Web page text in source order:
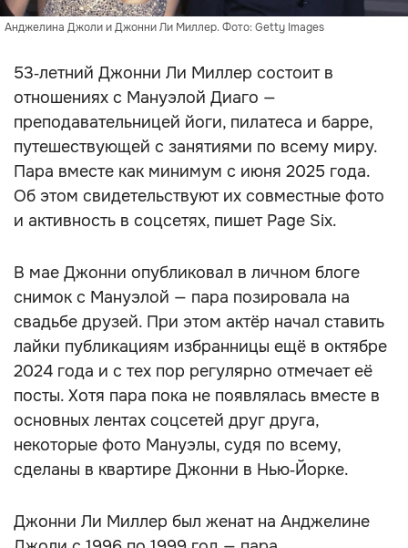
Анджелина Джоли и Джонни Ли Миллер. Фото: Getty Images
53‑летний Джонни Ли Миллер состоит в
отношениях с Мануэлой Диаго —
преподавательницей йоги, пилатеса и барре,
путешествующей с занятиями по всему миру.
Пара вместе как минимум с июня 2025 года.
Об этом свидетельствуют их совместные фото
и активность в соцсетях, пишет Page Six.
В мае Джонни опубликовал в личном блоге
снимок с Мануэлой — пара позировала на
свадьбе друзей. При этом актёр начал ставить
лайки публикациям избранницы ещё в октябре
2024 года и с тех пор регулярно отмечает её
посты. Хотя пара пока не появлялась вместе в
основных лентах соцсетей друг друга,
некоторые фото Мануэлы, судя по всему,
сделаны в квартире Джонни в Нью‑Йорке.
Джонни Ли Миллер был женат на Анджелине